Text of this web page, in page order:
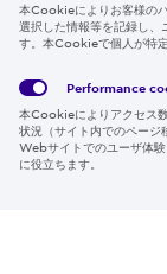
Global
Policy
本Cookieによりお客様の
選択した情報等を記録し
す。本Cookieで個人が特
Performance
本Cookieによりアクセス
状況（サイト内でのページ
Webサイトでのユーザ体
に役立ちます。